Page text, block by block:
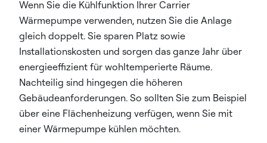
Wenn Sie die Kühlfunktion Ihrer Carrier
Wärmepumpe verwenden, nutzen Sie die Anlage
gleich doppelt. Sie sparen Platz sowie
Installationskosten und sorgen das ganze Jahr über
energieeffizient für wohltemperierte Räume.
Nachteilig sind hingegen die höheren
Gebäudeanforderungen. So sollten Sie zum Beispiel
über eine Flächenheizung verfügen, wenn Sie mit
einer Wärmepumpe kühlen möchten.